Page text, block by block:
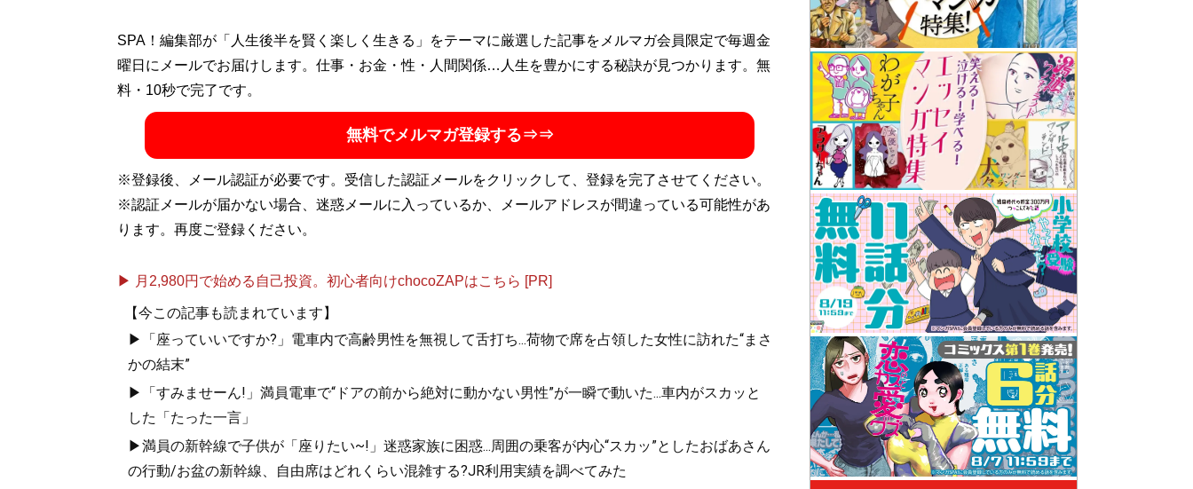
SPA！編集部が「人生後半を賢く楽しく生きる」をテーマに厳選した記事をメルマガ会員限定で毎週金
曜日にメールでお届けします。仕事・お金・性・人間関係…人生を豊かにする秘訣が見つかります。無
料・10秒で完了です。
無料でメルマガ登録する⇒⇒
※登録後、メール認証が必要です。受信した認証メールをクリックして、登録を完了させてください。
※認証メールが届かない場合、迷惑メールに入っているか、メールアドレスが間違っている可能性があ
ります。再度ご登録ください。
▶ 月2,980円で始める自己投資。初心者向けchocoZAPはこちら [PR]
【今この記事も読まれています】
▶「座っていいですか?」電車内で高齢男性を無視して舌打ち...荷物で席を占領した女性に訪れた“まさ
かの結末”
▶「すみませーん!」満員電車で“ドアの前から絶対に動かない男性”が一瞬で動いた...車内がスカッと
した「たった一言」
▶満員の新幹線で子供が「座りたい~!」迷惑家族に困惑...周囲の乗客が内心“スカッ”としたおばあさん
の行動/お盆の新幹線、自由席はどれくらい混雑する?JR利用実績を調べてみた